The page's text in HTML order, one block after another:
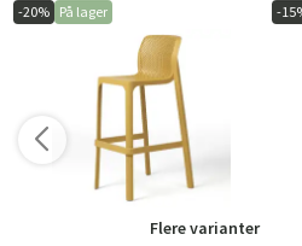
-20% På lager
Flere varianter
-